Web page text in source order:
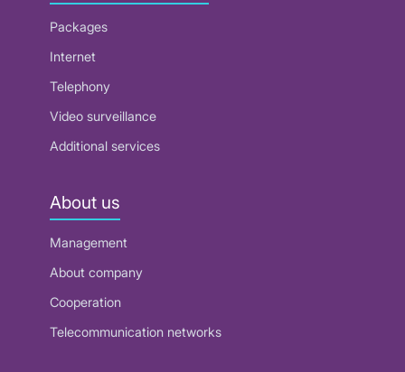
Packages
Internet
Telephony
Video surveillance
Additional services
About us
Management
About company
Cooperation
Telecommunication networks